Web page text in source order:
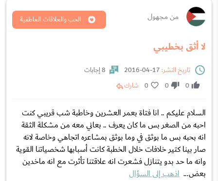
من مجهول
لا أثق بخطيبي
الحب والعلاقات العاطفية
تاريخ النشر:
8 إجابات
0
0
0 شارك
السلام عليكم .. انا فتاة بعمر العشرين وخاطبة شب قريبي كنت
احبه من الصغر بس ما كان يعرف .. بعاني معه من مشكلة الثقة
انه بحبه بس ما بوثق في وما بوثق بمشاعره اتجاهي وخاصة لانه
صار بينا كتير خلافات خلال الخطبة كانت أسبابها شخصياتنا القوية
وانه ما حد بدو يتنازل فشعرت انه علاقتنا تأثرت مع انه ماخدين
بعض... اذهب إلى السؤال